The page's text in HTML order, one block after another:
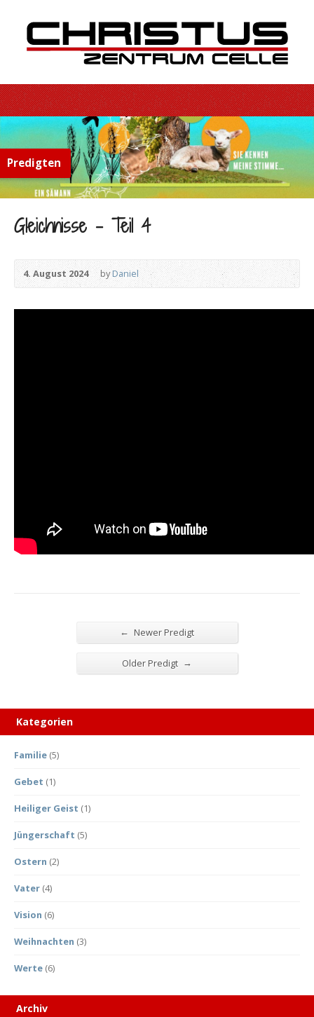
Predigten
Gleichnisse – Teil 4
4. August 2024 byDaniel
← Newer Predigt
Older Predigt →
Kategorien
Familie (5)
Gebet (1)
Heiliger Geist (1)
Jüngerschaft (5)
Ostern (2)
Vater (4)
Vision (6)
Weihnachten (3)
Werte (6)
Archiv